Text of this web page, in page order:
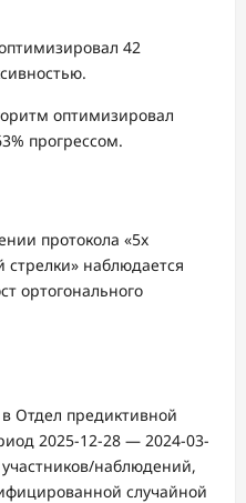
42
оптимизировал
прогрессом.
протокола «5x
наблюдается
ортогонального
Отдел предиктивной
2025-12-28 — 2024-03-
наблюдений,
случайной